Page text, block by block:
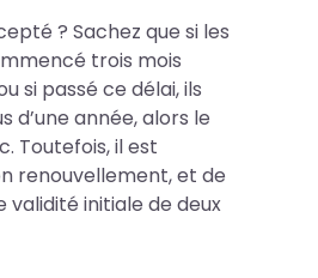
? Sachez que si les
trois mois
si passé ce délai, ils
d’une année, alors le
Toutefois, il est
renouvellement, et de
validité initiale de deux